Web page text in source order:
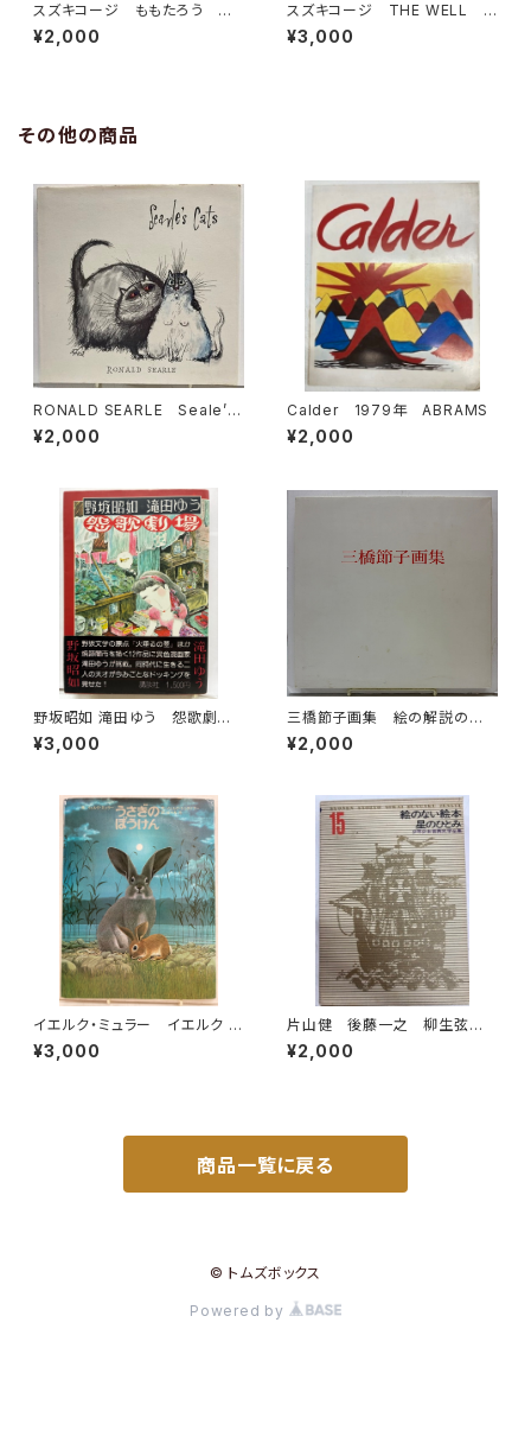
スズキコージ ももたろう 水
谷章三 2003年 初版 にっ
けん教育出版
¥2,000
スズキコージ THE WELL 1
977年初版の1977年の２刷
エンサイクロペディア・ブリタニ
¥3,000
その他の商品
RONALD SEARLE Seale’s
Cats 1967年初版の1973年
４刷 DENNIS DOBSON
¥2,000
Calder 1979年 ABRAMS
¥2,000
野坂昭如 滝田ゆう 怨歌劇
場 1980年 初版 帯 講談
社
¥3,000
三橋節子画集 絵の解説の鈴
木靖将による手書きの識語 19
92年 どくだみ会
¥2,000
イエルク・ミュラー イエルク ・
シュタイナー うさぎのぼうけ
ん 佐々木元 訳 1978年 初
¥3,000
片山健 後藤一之 柳生弦一
郎 少年少女世界文学全集15
絵のない絵本 星のひとみ
¥2,000
商品一覧に戻る
© トムズボックス
Powered by